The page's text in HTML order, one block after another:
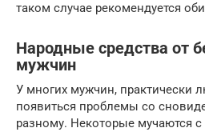
таком случае рекомендуется
Народные средства от
мужчин
У многих мужчин, практически
появиться проблемы со
разному. Некоторые мучаются